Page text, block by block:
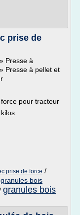
prise de
Presse à
Presse à pellet et
pour tracteur
prise de force /
bois
granules bois